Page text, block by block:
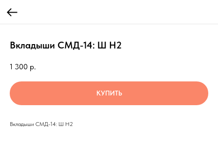
Вкладыши СМД-14: Ш Н2
1 300 р.
КУПИТЬ
Вкладыши СМД-14: Ш Н2